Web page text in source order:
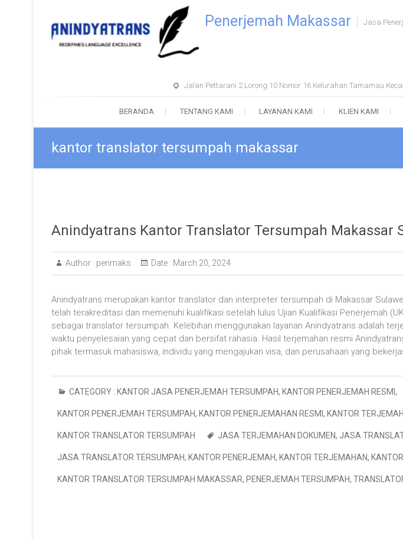
Penerjemah Makassar Jasa
Jalan Pettarani 2 Lorong 10 Nomor 16 Kelurahan Tamamau
BERANDA TENTANG KAMI LAYANAN KAMI KLIEN KAMI
kantor translator tersumpah makassar
Anindyatrans Kantor Translator Tersumpah Makassar
Author : penmaks Date : March 20, 2024
Anindyatrans merupakan kantor translator dan interpreter tersumpah di Makassar
telah terakreditasi dan memenuhi kualifikasi setelah lulus Ujian Kualifikasi Penerjemah
sebagai translator tersumpah. Kelebihan menggunakan layanan Anindyatrans adalah
waktu penyelesaian yang cepat dan bersifat rahasia. Hasil terjemahan resmi
pihak termasuk mahasiswa, individu yang mengajukan visa, dan perusahaan yang
CATEGORY : KANTOR JASA PENERJEMAH TERSUMPAH, KANTOR PENERJEMAH RESMI ,
KANTOR PENERJEMAH TERSUMPAH, KANTOR PENERJEMAHAN RESMI , KANTOR
KANTOR TRANSLATOR TERSUMPAH JASA TERJEMAHAN DOKUMEN, JASA
JASA TRANSLATOR TERSUMPAH, KANTOR PENERJEMAH, KANTOR TERJEMAHAN,
KANTOR TRANSLATOR TERSUMPAH MAKASSAR, PENERJEMAH TERSUMPAH,